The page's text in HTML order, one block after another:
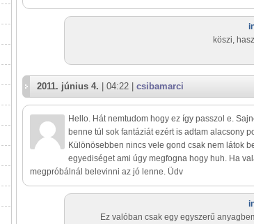
köszi,
2011. június 4. | 04:22 | csibamarci
Hello. Hát nemtudom hogy ez így passzol e.
benne túl sok fantáziát ezért is adtam alacsony
Különösebben nincs vele gond csak nem látok
egyediséget ami úgy megfogna hogy huh. Ha
megpróbálnál belevinni az jó lenne. Üdv
Ez valóban csak egy egyszerű